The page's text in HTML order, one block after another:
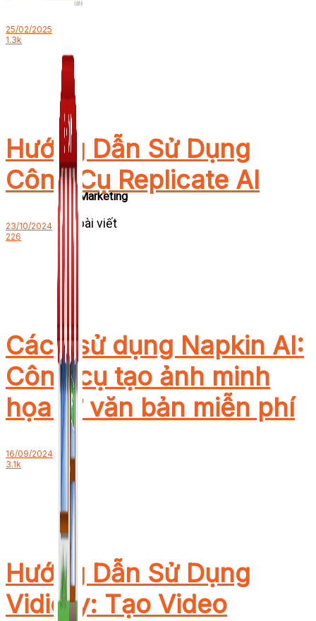
Zalo Marketing
104 bài viết
New
25/02/2025
1.3k
Hướng Dẫn Sử Dụng
Công Cụ Replicate AI
23/10/2024
226
Cách sử dụng Napkin AI:
Công cụ tạo ảnh minh
họa từ văn bản miễn phí
16/09/2024
3.1k
Hướng Dẫn Sử Dụng
Vidiofy: Tạo Video